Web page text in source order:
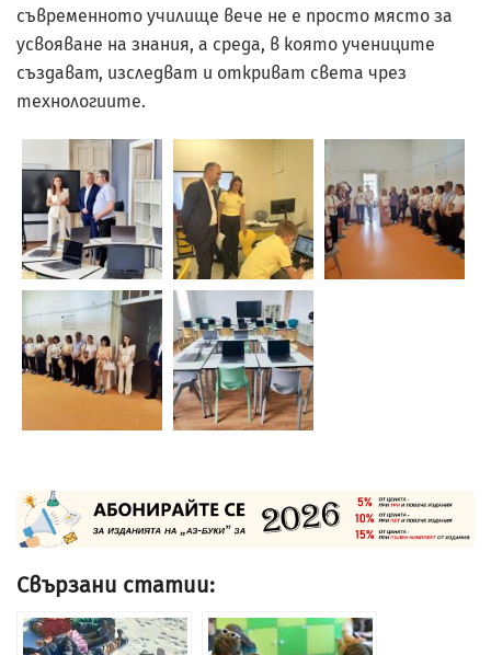
съвременното училище вече не е просто място за
усвояване на знания, а среда, в която учениците
създават, изследват и откриват света чрез
технологиите.
Свързани статии: